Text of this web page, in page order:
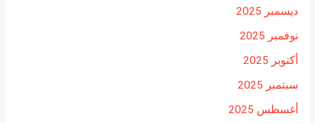
ديسمبر 2025
نوفمبر 2025
أكتوبر 2025
سبتمبر 2025
أغسطس 2025